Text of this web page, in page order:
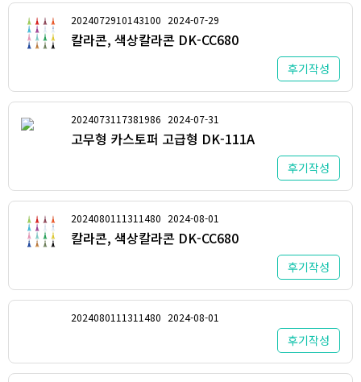
2024072910143100 2024-07-29
칼라콘, 색상칼라콘 DK-CC680
후기작성
2024073117381986 2024-07-31
고무형 카스토퍼 고급형 DK-111A
후기작성
2024080111311480 2024-08-01
칼라콘, 색상칼라콘 DK-CC680
후기작성
2024080111311480 2024-08-01
후기작성